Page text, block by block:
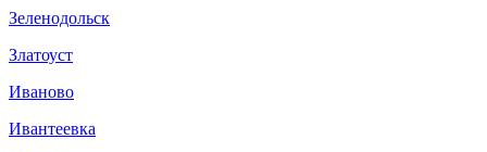
Зеленодольск
Златоуст
Иваново
Ивантеевка